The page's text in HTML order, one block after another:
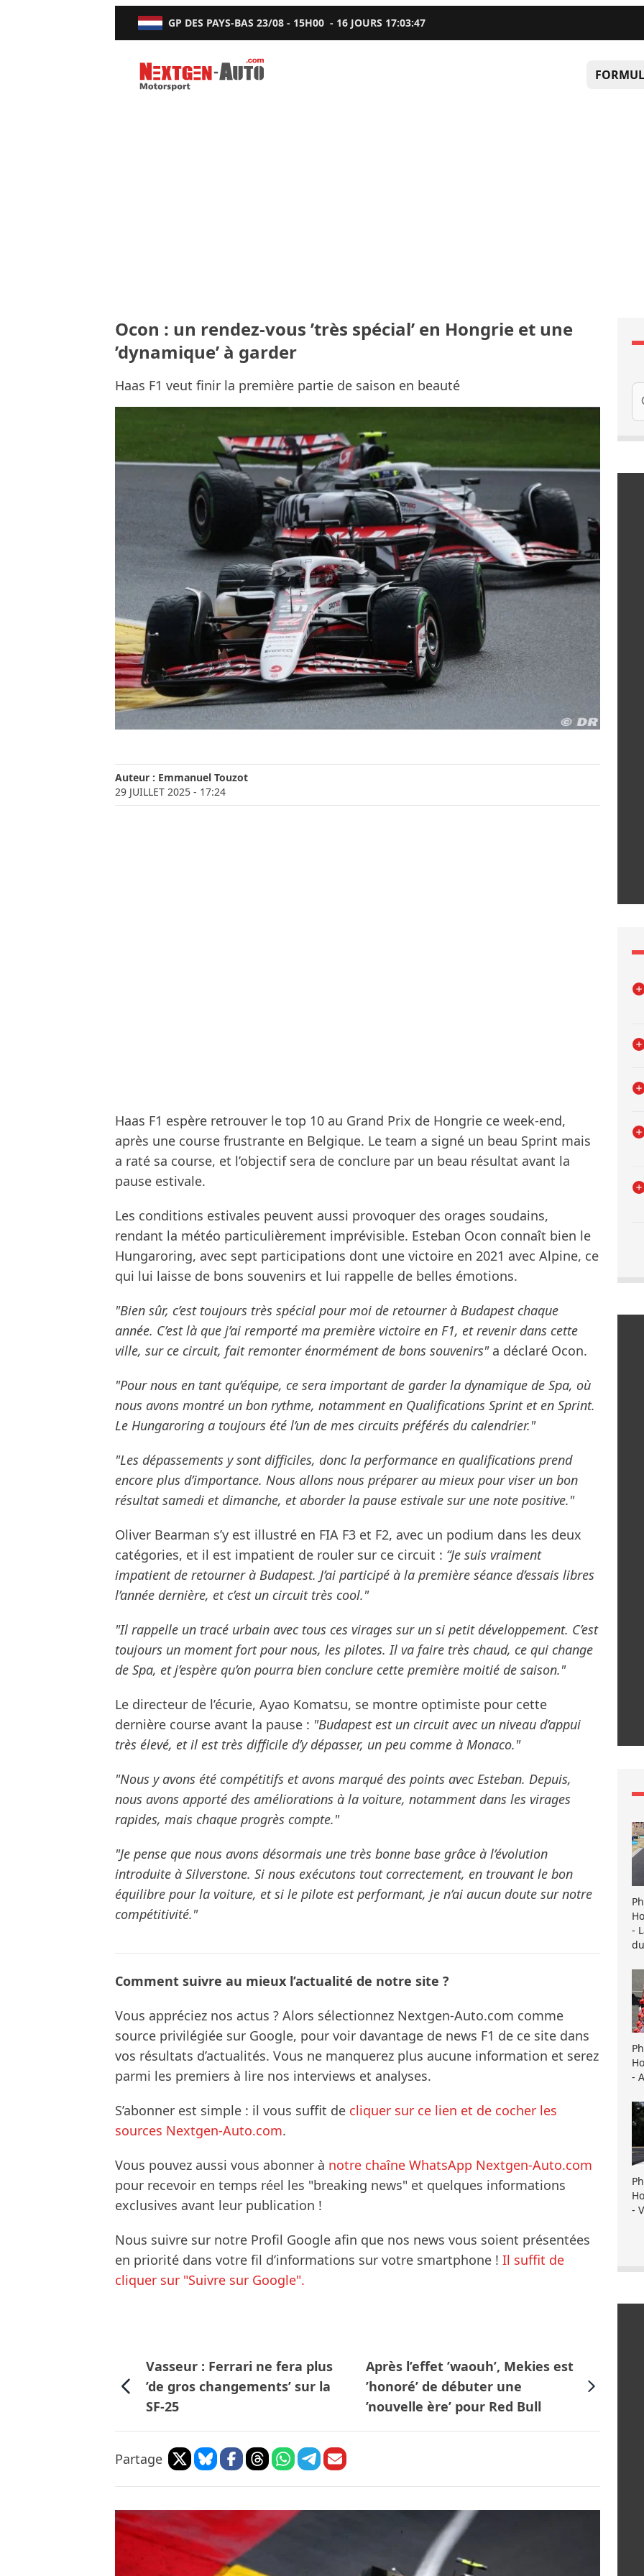
GP DES PAYS-BAS 23/08 - 15H00 - 16 JOURS 17:03:46
Nextgen-Auto.com
Ocon : un rendez-vous ’très spécial’ en Hongrie et une
’dynamique’ à garder
Haas F1 veut finir la première partie de saison en beauté
Auteur : Emmanuel Touzot
29 JUILLET 2025 - 17:24
Haas F1 espère retrouver le top 10 au Grand Prix de Hongrie ce week-end,
après une course frustrante en Belgique. Le team a signé un beau Sprint mais
a raté sa course, et l’objectif sera de conclure par un beau résultat avant la
pause estivale.
Les conditions estivales peuvent aussi provoquer des orages soudains,
rendant la météo particulièrement imprévisible. Esteban Ocon connaît bien le
Hungaroring, avec sept participations dont une victoire en 2021 avec Alpine, ce
qui lui laisse de bons souvenirs et lui rappelle de belles émotions.
"Bien sûr, c’est toujours très spécial pour moi de retourner à Budapest chaque
année. C’est là que j’ai remporté ma première victoire en F1, et revenir dans cette
ville, sur ce circuit, fait remonter énormément de bons souvenirs"a déclaré Ocon.
"Pour nous en tant qu’équipe, ce sera important de garder la dynamique de Spa, où
nous avons montré un bon rythme, notamment en Qualifications Sprint et en Sprint.
Le Hungaroring a toujours été l’un de mes circuits préférés du calendrier."
"Les dépassements y sont difficiles, donc la performance en qualifications prend
encore plus d’importance. Nous allons nous préparer au mieux pour viser un bon
résultat samedi et dimanche, et aborder la pause estivale sur une note positive."
Oliver Bearman s’y est illustré en FIA F3 et F2, avec un podium dans les deux
catégories, et il est impatient de rouler sur ce circuit : “Je suis vraiment
impatient de retourner à Budapest. J’ai participé à la première séance d’essais libres
l’année dernière, et c’est un circuit très cool."
"Il rappelle un tracé urbain avec tous ces virages sur un si petit développement. C’est
toujours un moment fort pour nous, les pilotes. Il va faire très chaud, ce qui change
de Spa, et j’espère qu’on pourra bien conclure cette première moitié de saison."
Le directeur de l’écurie, Ayao Komatsu, se montre optimiste pour cette
dernière course avant la pause : "Budapest est un circuit avec un niveau d’appui
très élevé, et il est très difficile d’y dépasser, un peu comme à Monaco."
"Nous y avons été compétitifs et avons marqué des points avec Esteban. Depuis,
nous avons apporté des améliorations à la voiture, notamment dans les virages
rapides, mais chaque progrès compte."
"Je pense que nous avons désormais une très bonne base grâce à l’évolution
introduite à Silverstone. Si nous exécutons tout correctement, en trouvant le bon
équilibre pour la voiture, et si le pilote est performant, je n’ai aucun doute sur notre
compétitivité."
Comment suivre au mieux l’actualité de notre site ?
Vous appréciez nos actus ? Alors sélectionnez Nextgen-Auto.com comme
source privilégiée sur Google, pour voir davantage de news F1 de ce site dans
vos résultats d’actualités. Vous ne manquerez plus aucune information et serez
parmi les premiers à lire nos interviews et analyses.
S’abonner est simple : il vous suffit de cliquer sur ce lien et de cocher les
sources Nextgen-Auto.com.
Vous pouvez aussi vous abonner à notre chaîne WhatsApp Nextgen-Auto.com
pour recevoir en temps réel les "breaking news" et quelques informations
exclusives avant leur publication !
Nous suivre sur notre Profil Google afin que nos news vous soient présentées
en priorité dans votre fil d’informations sur votre smartphone ! Il suffit de
cliquer sur "Suivre sur Google".
Vasseur : Ferrari ne fera plus
’de gros changements’ sur la
SF-25
Après l’effet ’waouh’, Mekies est
’honoré’ de débuter une
’nouvelle ère’ pour Red Bull
Partage
-
-
-